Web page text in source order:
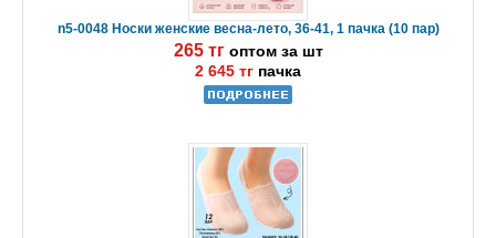
n5-0048 Носки женские весна-лето, 36-41, 1 пачка (10 пар)
265 тг оптом за шт
2 645 тг пачка